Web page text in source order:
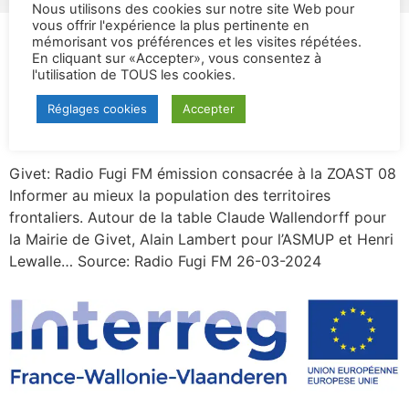
Catégorie :VIDEO
ZOAST Ardennes: Radio
Fugi FM
Givet: Radio Fugi FM émission consacrée à la ZOAST 08
Informer au mieux la population des territoires
frontaliers. Autour de la table Claude Wallendorff pour
la Mairie de Givet, Alain Lambert pour l’ASMUP et Henri
Lewalle… Source: Radio Fugi FM 26-03-2024
Nous utilisons des cookies sur notre site Web pour
vous offrir l'expérience la plus pertinente en
mémorisant vos préférences et les visites répétées.
En cliquant sur «Accepter», vous consentez à
l'utilisation de TOUS les cookies.
Réglages cookies Accepter